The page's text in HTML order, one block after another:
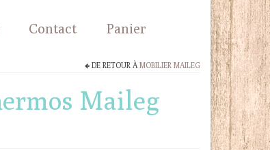
Contact Panier
DE RETOUR À MOBILIER MAILEG
Maileg